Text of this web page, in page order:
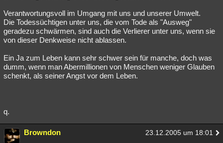
Verantwortungsvoll im Umgang mit uns und unserer Umwelt.
Die Todessüchtigen unter uns, die vom Tode als "Ausweg"
geradezu schwärmen, sind auch die Verlierer unter uns, wenn sie
von dieser Denkweise nicht ablassen.
Ein Ja zum Leben kann sehr schwer sein für manche, doch was
dumm, wenn man Abermillionen von Menschen weniger Glauben
schenkt, als seiner Angst vor dem Leben.
q.
Browndon 23.12.2005 um 18:01